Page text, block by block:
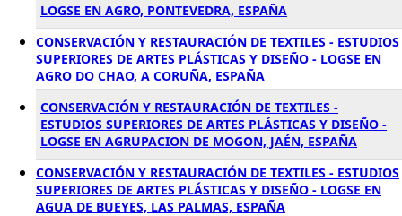
LOGSE EN AGRO, PONTEVEDRA, ESPAÑA
CONSERVACIÓN Y RESTAURACIÓN DE TEXTILES - ESTUDIOS
SUPERIORES DE ARTES PLÁSTICAS Y DISEÑO - LOGSE EN
AGRO DO CHAO, A CORUÑA, ESPAÑA
CONSERVACIÓN Y RESTAURACIÓN DE TEXTILES -
ESTUDIOS SUPERIORES DE ARTES PLÁSTICAS Y DISEÑO -
LOGSE EN AGRUPACION DE MOGON, JAÉN, ESPAÑA
CONSERVACIÓN Y RESTAURACIÓN DE TEXTILES - ESTUDIOS
SUPERIORES DE ARTES PLÁSTICAS Y DISEÑO - LOGSE EN
AGUA DE BUEYES, LAS PALMAS, ESPAÑA